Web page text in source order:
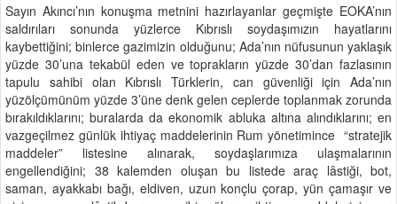
Sayın Akıncı’nın konuşma metnini hazırlayanlar geçmişte EOKA’nın
saldırıları sonunda yüzlerce Kıbrıslı soydaşımızın hayatlarını
kaybettiğini; binlerce gazimizin olduğunu; Ada’nın nüfusunun yaklaşık
yüzde 30’una tekabül eden ve toprakların yüzde 30’dan fazlasının
tapulu sahibi olan Kıbrıslı Türklerin, can güvenliği için Ada’nın
yüzölçümünüm yüzde 3’üne denk gelen ceplerde toplanmak zorunda
bırakıldıklarını; buralarda da ekonomik abluka altına alındıklarını; en
vazgeçilmez günlük ihtiyaç maddelerinin Rum yönetimince “stratejik
maddeler” listesine alınarak, soydaşlarımıza ulaşmalarının
engellendiğini; 38 kalemden oluşan bu listede araç lâstiği, bot,
saman, ayakkabı bağı, eldiven, uzun konçlu çorap, yün çamaşır ve